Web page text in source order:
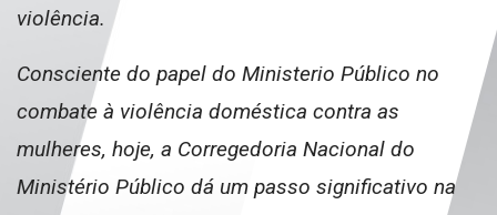
violência.
Consciente do papel do Ministerio Público no
combate à violência doméstica contra as
mulheres, hoje, a Corregedoria Nacional do
Ministério Público dá um passo significativo na